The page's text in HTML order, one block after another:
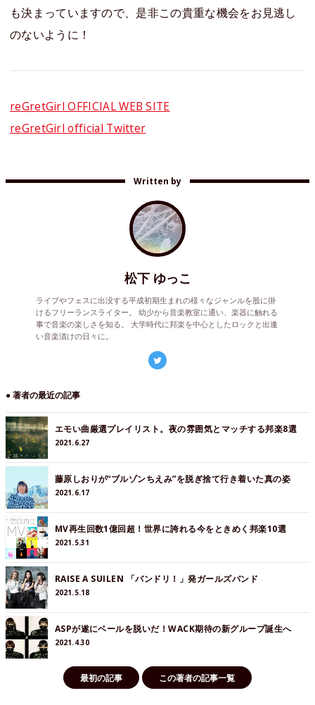
も決まっていますので、是非この貴重な機会をお見逃し
のないように！
reGretGirl OFFICIAL WEB SITE
reGretGirl official Twitter
Written by
松下 ゆっこ
ライブやフェスに出没する平成初期生まれの様々なジャンルを股に掛
けるフリーランスライター。 幼少から音楽教室に通い、楽器に触れる
事で音楽の楽しさを知る。 大学時代に邦楽を中心としたロックと出逢
い音楽漬けの日々に。
● 著者の最近の記事
エモい曲厳選プレイリスト。夜の雰囲気とマッチする邦楽8選
2021.6.27
藤原しおりが“ブルゾンちえみ”を脱ぎ捨て行き着いた真の姿
2021.6.17
MV再生回数1億回超！世界に誇れる今をときめく邦楽10選
2021.5.31
RAISE A SUILEN 「バンドリ！」発ガールズバンド
2021.5.18
ASPが遂にベールを脱いだ！WACK期待の新グループ誕生へ
2021.4.30
最初の記事 この著者の記事一覧